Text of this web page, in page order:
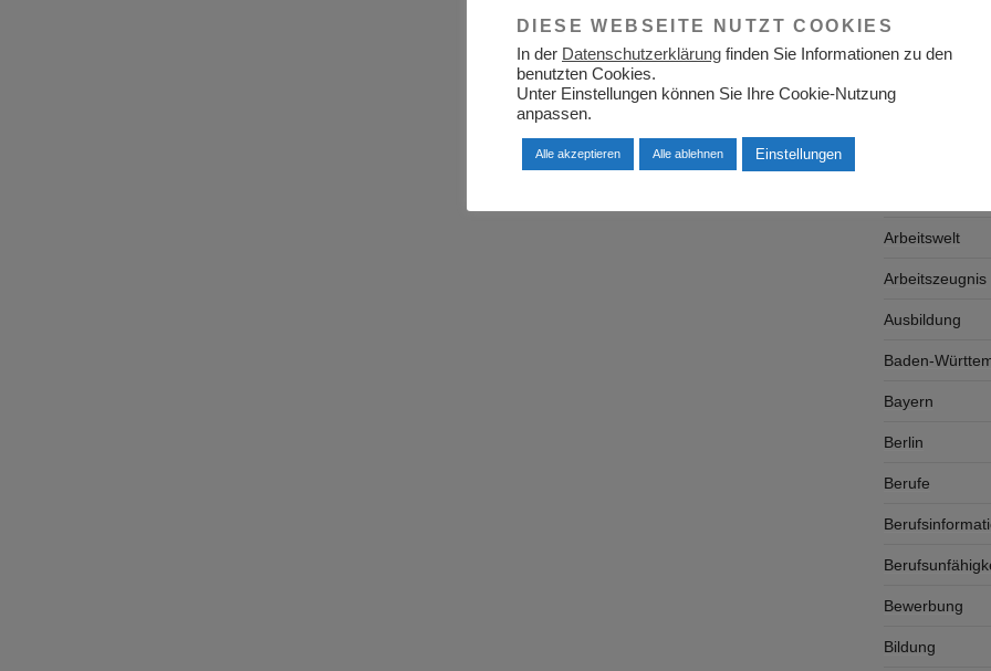
Aktuelles
Arbeitswelt
Arbeitszeugnis
Ausbildung
Baden-
Bayern
Berlin
Berufe
Bewerbung
Bildung
DIESE WEBSEITE NUTZT COOKIES
In der Datenschutzerklärung finden Sie Informationen zu den
benutzten Cookies.
Unter Einstellungen können Sie Ihre Cookie-Nutzung
anpassen.
Alle akzeptieren Alle ablehnen Einstellungen